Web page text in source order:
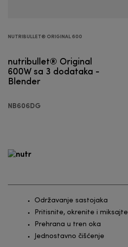
NUTRIBULLET® ORIGINAL 600
nutribullet® Original
600W sa 3 dodataka -
Blender
NB606DG
Održavanje sastojaka
Pritisnite, okrenite i miksajte
Prehrana u tren oka
Jednostavno čišćenje